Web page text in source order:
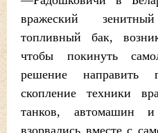
вражеский
топливный бак,
чтобы покинуть
решение
скопление техники
танков, автомашин
взорвались вместе с